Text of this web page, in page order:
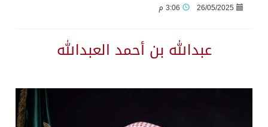
26/05/2025
عبدالله بن أحمد العبدالله